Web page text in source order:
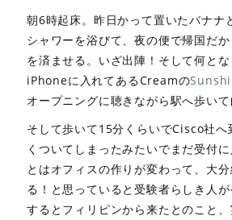
朝6時起床。昨日かって置いたバナナ
シャワーを浴びて、夜の便で帰国だ
を済ませる。いざ出陣！そして何と
iPhoneに入れてあるCreamの
オープニングに聴きながら駅へ歩いて
そして歩いて15分くらいでCisco社へ
くついてしまったみたいでまだ受付
とはオフィスの作りが変わって、大
る！と思っていると受験者らしき人
するとフィリピンから来たとのこと